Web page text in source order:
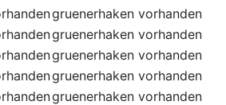
gruenerhaken vorhanden
gruenerhaken vorhanden
gruenerhaken vorhanden
gruenerhaken vorhanden
gruenerhaken vorhanden